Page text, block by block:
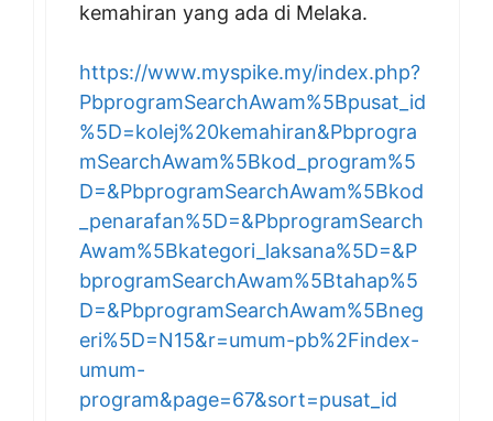
kemahiran yang ada di Melaka.
https://www.myspike.my/index.php?
PbprogramSearchAwam%5Bpusat_id
%5D=kolej%20kemahiran&Pbprogra
mSearchAwam%5Bkod_program%5
D=&PbprogramSearchAwam%5Bkod
_penarafan%5D=&PbprogramSearch
Awam%5Bkategori_laksana%5D=&P
bprogramSearchAwam%5Btahap%5
D=&PbprogramSearchAwam%5Bneg
eri%5D=N15&r=umum-pb%2Findex-
umum-
program&page=67&sort=pusat_id